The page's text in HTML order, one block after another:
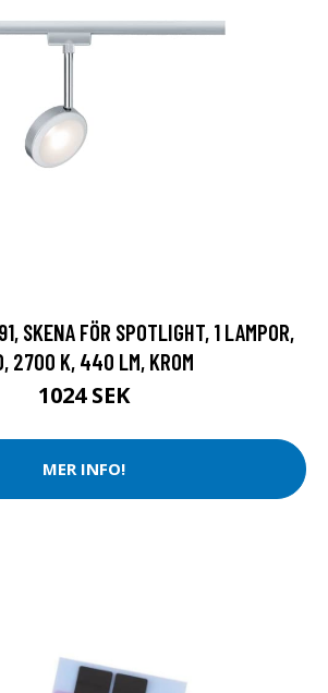
SKENA FÖR SPOTLIGHT, 1 LAMPOR,
2700 K, 440 LM, KROM
1024 SEK
MER INFO!